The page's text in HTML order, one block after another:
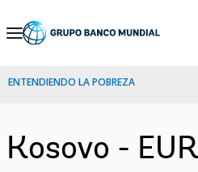
Skip
Navigation
ENTENDIENDO LA POBREZA
Kosovo -